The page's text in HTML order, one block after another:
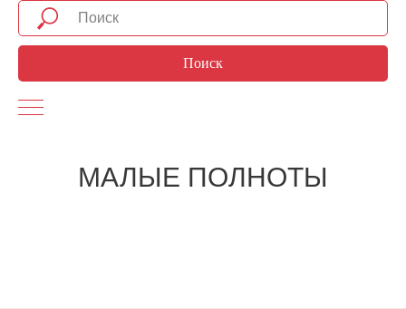
Поиск
МАЛЫЕ ПОЛНОТЫ